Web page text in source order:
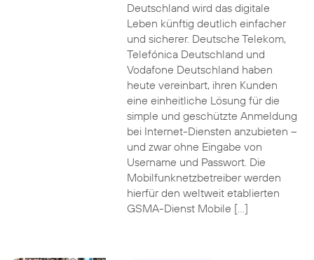
Deutschland wird das digitale
Leben künftig deutlich einfacher
und sicherer. Deutsche Telekom,
Telefónica Deutschland und
Vodafone Deutschland haben
heute vereinbart, ihren Kunden
eine einheitliche Lösung für die
simple und geschützte Anmeldung
bei Internet-Diensten anzubieten –
und zwar ohne Eingabe von
Username und Passwort. Die
Mobilfunknetzbetreiber werden
hierfür den weltweit etablierten
GSMA-Dienst Mobile […]